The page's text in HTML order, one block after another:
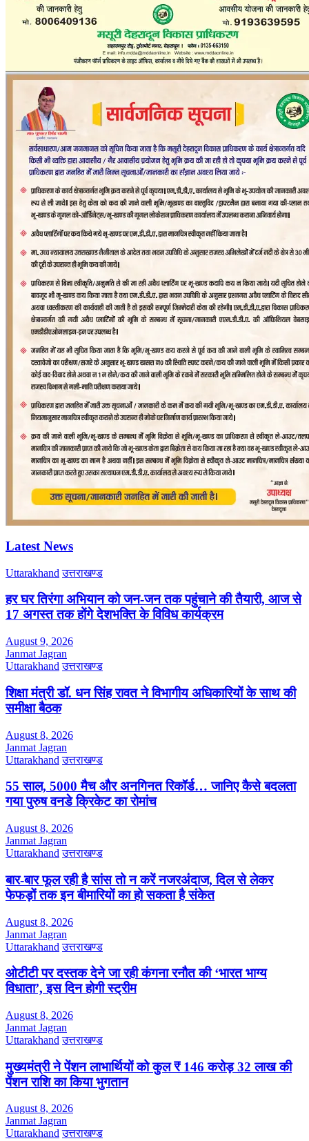
Latest News
Uttarakhand उत्तराखण्ड
हर घर तिरंगा अभियान को जन-जन तक पहुंचाने की तैयारी, आज से
17 अगस्त तक होंगे देशभक्ति के विविध कार्यक्रम
August 9, 2026
Janmat Jagran
Uttarakhand उत्तराखण्ड
शिक्षा मंत्री डॉ. धन सिंह रावत ने विभागीय अधिकारियों के साथ की
समीक्षा बैठक
August 8, 2026
Janmat Jagran
Uttarakhand उत्तराखण्ड
55 साल, 5000 मैच और अनगिनत रिकॉर्ड… जानिए कैसे बदलता
गया पुरुष वनडे क्रिकेट का रोमांच
August 8, 2026
Janmat Jagran
Uttarakhand उत्तराखण्ड
बार-बार फूल रही है सांस तो न करें नजरअंदाज, दिल से लेकर
फेफड़ों तक इन बीमारियों का हो सकता है संकेत
August 8, 2026
Janmat Jagran
Uttarakhand उत्तराखण्ड
ओटीटी पर दस्तक देने जा रही कंगना रनौत की ‘भारत भाग्य
विधाता’, इस दिन होगी स्ट्रीम
August 8, 2026
Janmat Jagran
Uttarakhand उत्तराखण्ड
मुख्यमंत्री ने पेंशन लाभार्थियों को कुल ₹ 146 करोड़ 32 लाख की
पेंशन राशि का किया भुगतान
August 8, 2026
Janmat Jagran
Uttarakhand उत्तराखण्ड